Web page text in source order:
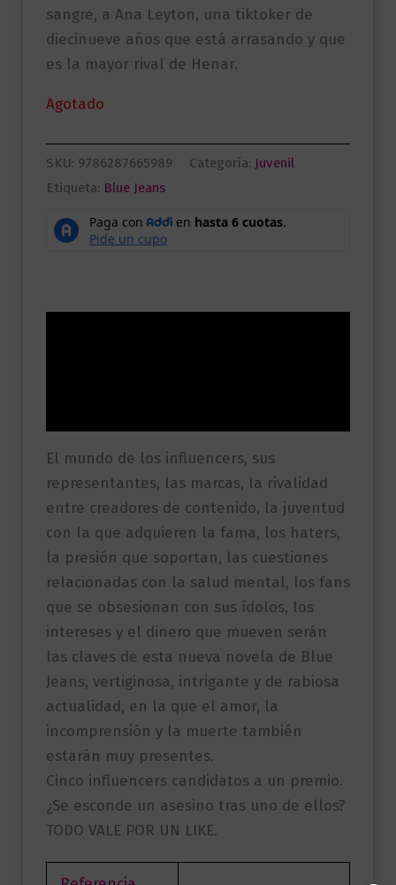
sangre, a Ana Leyton, una tiktoker de
diecinueve años que está arrasando y que
es la mayor rival de Henar.
Agotado
SKU: 9786287665989 Categoría: Juvenil
Etiqueta: Blue Jeans
El mundo de los influencers, sus
representantes, las marcas, la rivalidad
entre creadores de contenido, la juventud
con la que adquieren la fama, los haters,
la presión que soportan, las cuestiones
relacionadas con la salud mental, los fans
que se obsesionan con sus ídolos, los
intereses y el dinero que mueven serán
las claves de esta nueva novela de Blue
Jeans, vertiginosa, intrigante y de rabiosa
actualidad, en la que el amor, la
incomprensión y la muerte también
estarán muy presentes.
Cinco influencers candidatos a un premio.
¿Se esconde un asesino tras uno de ellos?
TODO VALE POR UN LIKE.